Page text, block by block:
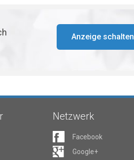
Anzeige schalten
Netzwerk
Facebook
Google+